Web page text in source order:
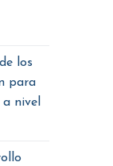
los
para
nivel